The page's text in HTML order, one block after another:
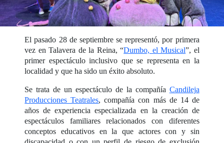
El pasado 28 de septiembre se representó, por primera
vez en Talavera de la Reina, “Dumbo, el Musical”, el
primer espectáculo inclusivo que se representa en la
localidad y que ha sido un éxito absoluto.
Se trata de un espectáculo de la compañía Candileja
Producciones Teatrales, compañía con más de 14 de
años de experiencia especializada en la creación de
espectáculos familiares relacionados con diferentes
conceptos educativos en la que actores con y sin